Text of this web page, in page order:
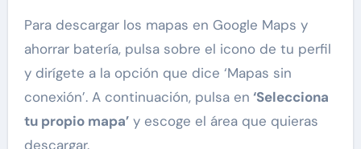
Para descargar los mapas en Google Maps y
ahorrar batería, pulsa sobre el icono de tu perfil
y dirígete a la opción que dice ‘Mapas sin
conexión’. A continuación, pulsa en ‘Selecciona
tu propio mapa’y escoge el área que quieras
descargar.